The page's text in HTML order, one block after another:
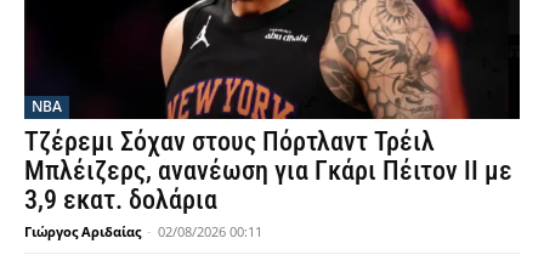
NBA
Τζέρεμι Σόχαν στους Πόρτλαντ Τρέιλ
Μπλέιζερς, ανανέωση για Γκάρι Πέιτον ΙΙ με
3,9 εκατ. δολάρια
Γιώργος Αριδαίας - 02/08/2026 00:11